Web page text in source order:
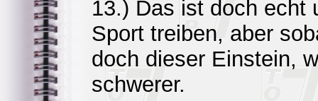
13.) Das ist doch echt
Sport treiben, aber
doch dieser Einstein,
schwerer.